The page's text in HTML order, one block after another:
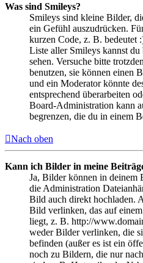
Was sind Smileys?
Smileys sind kleine Bilder,
ein Gefühl auszudrücken.
kurzen Code, z. B.
Liste aller Smileys kannst du
sehen. Versuche bitte
benutzen, sie können einen
und ein Moderator könnte
entsprechend überarbeiten
Board-Administration kann
begrenzen, die du in einem
Nach oben
Kann ich Bilder in meine
Ja, Bilder können in deinem
die Administration
Bild auch direkt hochladen.
Bild verlinken, das auf
liegt, z. B. http://
weder Bilder verlinken, die
befinden (außer es ist ein
noch zu Bildern, die nur